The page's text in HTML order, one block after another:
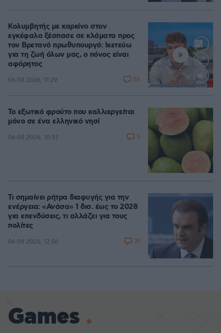
Loaded
Κολυμβητής με καρκίνο στον
εγκέφαλο ξέσπασε σε κλάματα προς
τον Βρετανό πρωθυπουργό: Ικετεύω
για τη ζωή όλων μας, ο πόνος είναι
αφόρητος
06.08.2026, 11:29 55
Το εξωτικό φρούτο που καλλιεργείται
μόνο σε ένα ελληνικό νησί
06.08.2026, 10:57 5
Τι σημαίνει ρήτρα διαφυγής για την
ενέργεια: «Ανάσα» 1 δισ. έως το 2028
για επενδύσεις, τι αλλάζει για τους
πολίτες
06.08.2026, 12:56 31
Games